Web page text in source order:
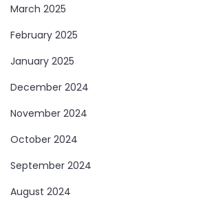
March 2025
February 2025
January 2025
December 2024
November 2024
October 2024
September 2024
August 2024